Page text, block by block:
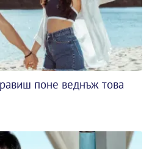
поне веднъж това